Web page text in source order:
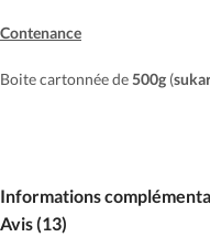
Contenance
Boite cartonnée de500g (
Informations
Avis (13)